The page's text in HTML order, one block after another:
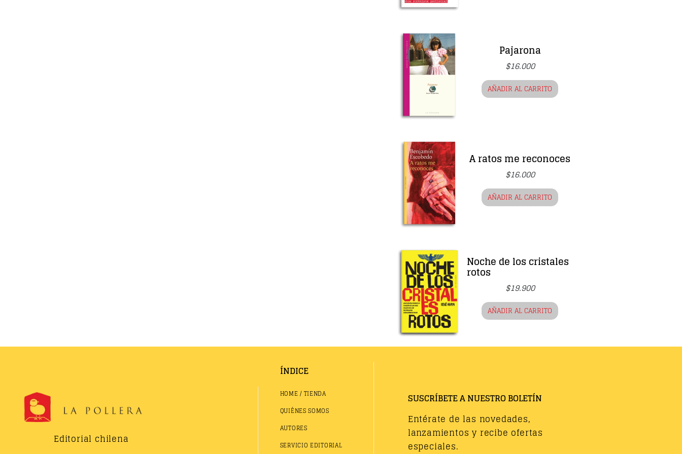
Pajarona
$16.000
AÑADIR AL CARRITO
A ratos me reconoces
$16.000
AÑADIR AL CARRITO
Noche de los cristales
rotos
$19.900
AÑADIR AL CARRITO
Editorial chilena
ÍNDICE
HOME / TIENDA
QUIÉNES SOMOS
AUTORES
SERVICIO EDITORIAL
SUSCRÍBETE A NUESTRO BOLETÍN
Entérate de las novedades,
lanzamientos y recibe ofertas
especiales.